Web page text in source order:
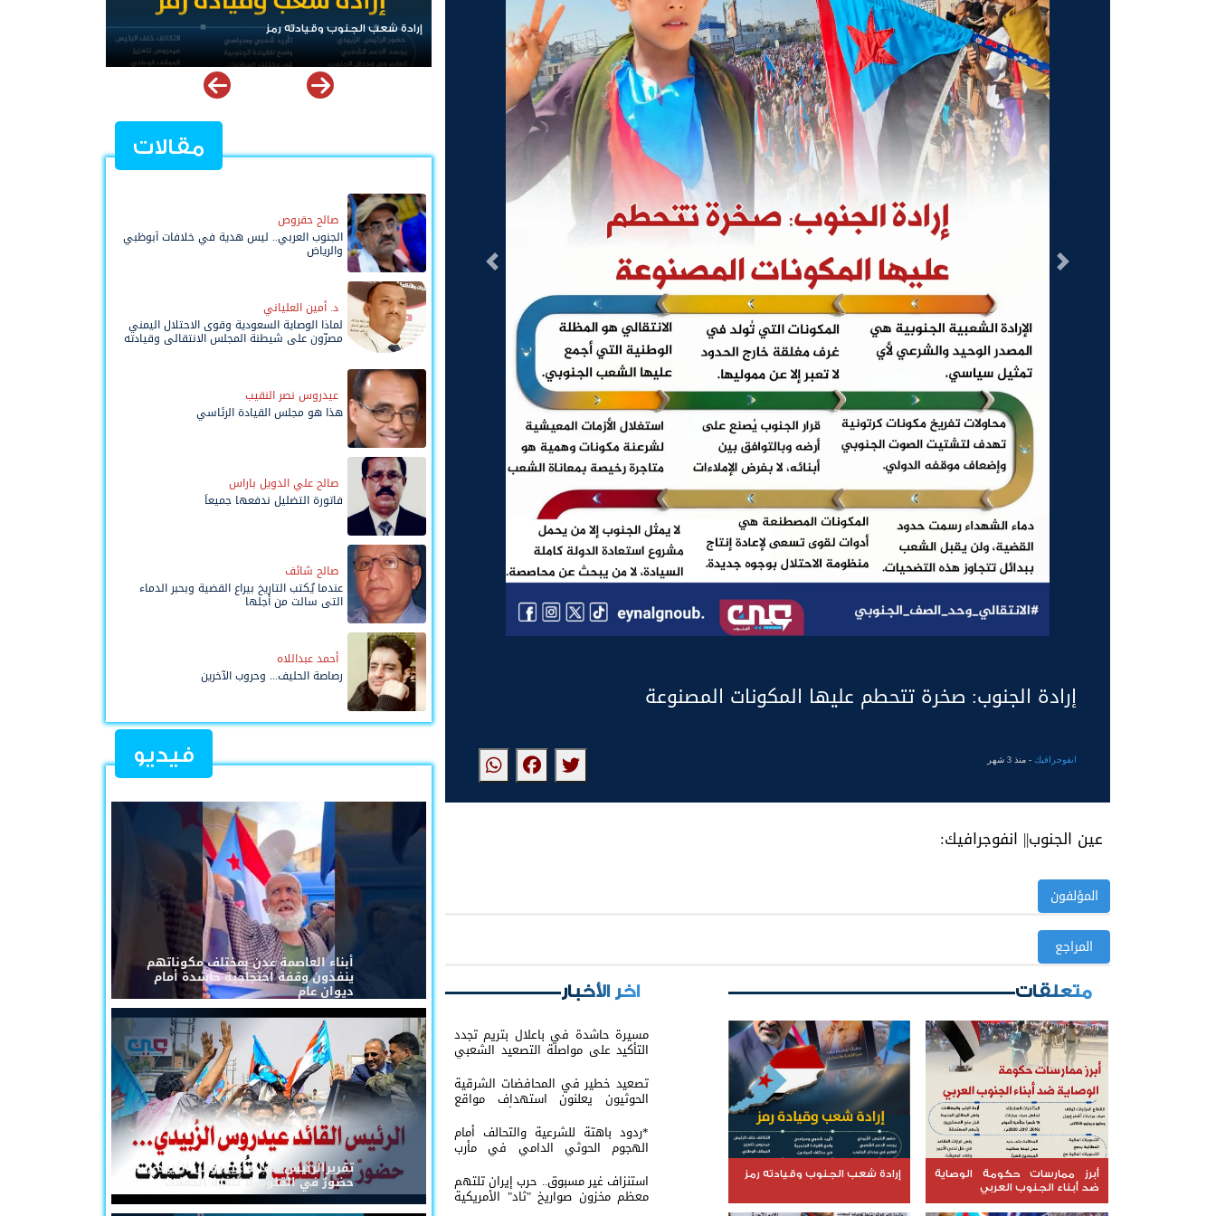
التالى السابق
إرادة الجنوب: صخرة تتحطم عليها المكونات المصنوعة
انفوجرافيك- منذ 3 شهر
عين الجنوب|| انفوجرافيك:
المؤلفون
المراجع
متعلقات
أبرز ممارسات حكومة الوصاية
ضد أبناء الجنوب العربي
إرادة شعب الجنوب وقيادته رمز
اخر الأخبار
مسيرة حاشدة في باعلال بتريم تجدد
التأكيد على مواصلة التصعيد الشعبي
تصعيد خطير في المحافضات الشرقية
الحوثيون يعلنون استهداف مواقع
عسكرية في حضرموت ومأرب اليمنية
بوابل من الصواريخ والطائرات المسيّرة
*ردود باهتة للشرعية والتحالف أمام
الهجوم الحوثي الدامي في مأرب
وحضرموت*
استنزاف غير مسبوق.. حرب إيران تلتهم
معظم مخزون صواريخ "ثاد" الأمريكية
إرادة شعب الجنوب وقيادته رمز الرئيس عيدروس الزُبيدي.. نبض الجنوب ورمز إرادته
مقالات
صالح حقروص
الجنوب العربي.. ليس هدية في خلافات أبوظبي
والرياض
د. أمين العلياني
لماذا الوصاية السعودية وقوى الاحتلال اليمني
مصرّون على شيطنة المجلس الانتقالي وقيادته
عيدروس نصر النقيب
هذا هو مجلس القيادة الرئاسي
صالح علي الدويل باراس
فاتورة التضليل ندفعها جميعاً
صالح شائف
عندما يُكتب التاريخ بيراع القضية وبحبر الدماء
التي سالت من أجلها
أحمد عبداللاه
رصاصة الحليف... وحروب الآخرين
فيديو
أبناء العاصمة عدن بمختلف مكوناتهم
ينفذون وقفة احتجاجية حاشدة أمام
ديوان عام
تقريرالرئيس القائد عيدروس الزُبيدي...
حضورٌ في القلوب لا تُلغيه الحملات